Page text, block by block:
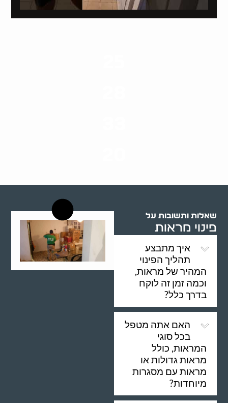
שאלות ותשובות על
פינוי מראות
איך מתבצע
תהליך הפינוי
המהיר של מראות,
וכמה זמן זה לוקח
בדרך כלל?
האם אתה מטפל
בכל סוגי
המראות, כולל
מראות גדולות או
מראות עם מסגרות
מיוחדות?